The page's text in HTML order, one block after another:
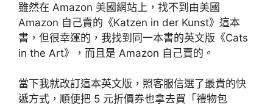
雖然在 Amazon 美國網站上，找不到由美國
Amazon 自己賣的《Katzen in der Kunst》這本
書，但很幸運的，我找到同一本書的英文版《Cats
in the Art》，而且是 Amazon 自己賣的。
當下我就改訂這本英文版，照客服信選了最貴的快
遞方式，順便把 5 元折價券也拿去買「禮物包